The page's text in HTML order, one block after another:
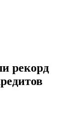
рекорд